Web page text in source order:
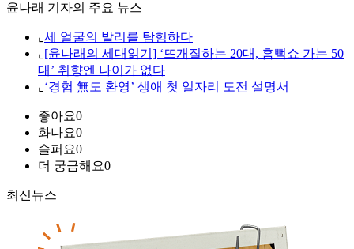
윤나래 기자의 주요 뉴스
⌞ 세 얼굴의 발리를 탐험하다
⌞ [윤나래의 세대읽기] ‘뜨개질하는 20대, 흠뻑쇼 가는 50
대’ 취향엔 나이가 없다
⌞ ‘경험 無도 환영’ 생애 첫 일자리 도전 설명서
좋아요0
화나요0
슬퍼요0
더 궁금해요0
최신뉴스